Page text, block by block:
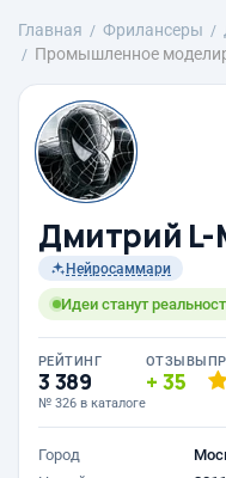
Главная Фрилансеры
Промышленное
Дмитрий
Нейросаммари
Идеи станут
РЕЙТИНГ
3 389
№ 326 в каталоге
ОТЗЫВЫ
35
Город